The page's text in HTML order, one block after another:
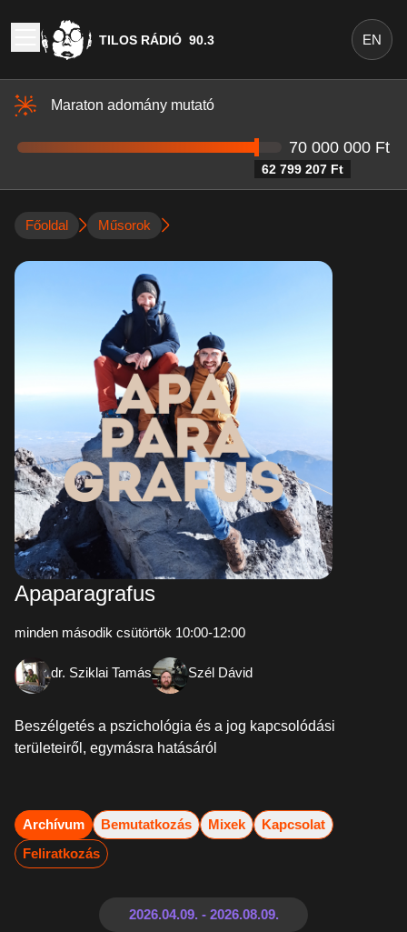
TILOS RÁDIÓ 90.3 EN
Maraton adomány mutató
62 799 207 Ft
70 000 000 Ft
Főoldal Műsorok
Apaparagrafus
minden második csütörtök 10:00-12:00
dr. Sziklai Tamás Szél Dávid
Beszélgetés a pszichológia és a jog kapcsolódási
területeiről, egymásra hatásáról
Archívum Bemutatkozás Mixek
Kapcsolat
Feliratkozás